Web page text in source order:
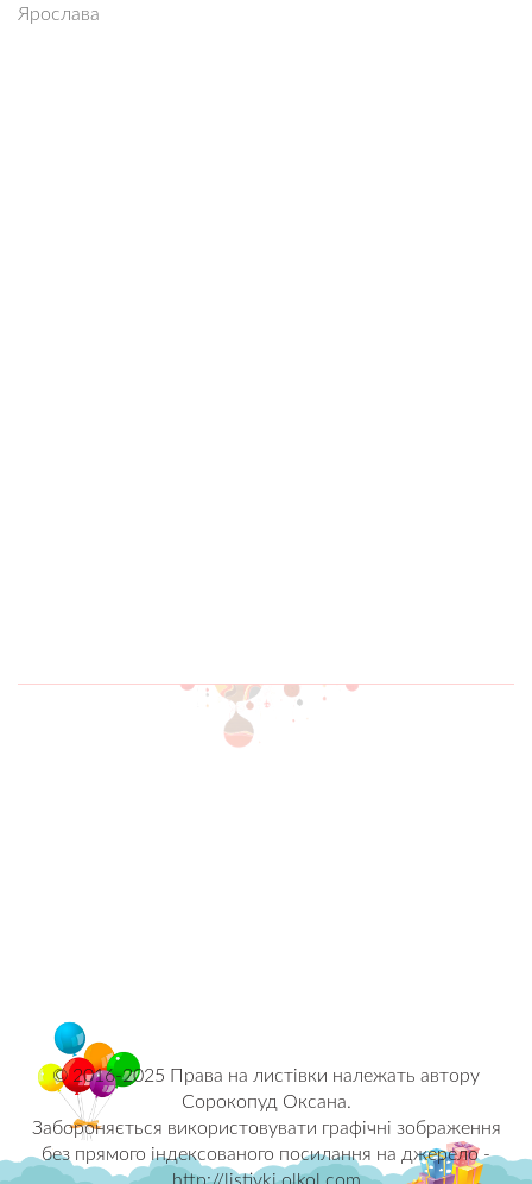
Ярослава
© 2016-2025 Права на листівки належать автору
Сорокопуд Оксана.
Забороняється використовувати графічні зображення
без прямого індексованого посилання на джерело -